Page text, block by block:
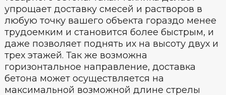
упрощает доставку смесей и растворов в
любую точку вашего объекта гораздо менее
трудоемким и становится более быстрым, и
даже позволяет поднять их на высоту двух и
трех этажей. Так же возможна
горизонтальное направление, доставка
бетона может осуществляется на
максимальной возможной длине стрелы